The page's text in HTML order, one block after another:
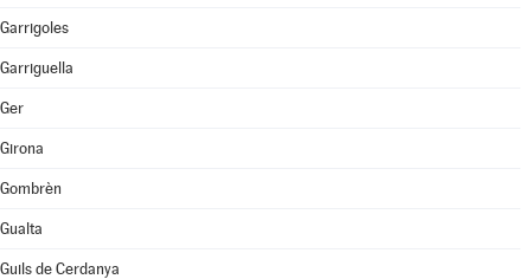
Garrigoles
Garriguella
Ger
Girona
Gombrèn
Gualta
Guils de Cerdanya